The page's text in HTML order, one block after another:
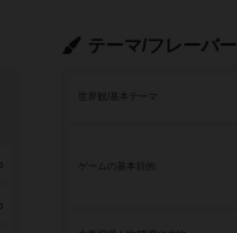
テーマ/フレーバー
世界観/基本テーマ
ゲームの基本目的